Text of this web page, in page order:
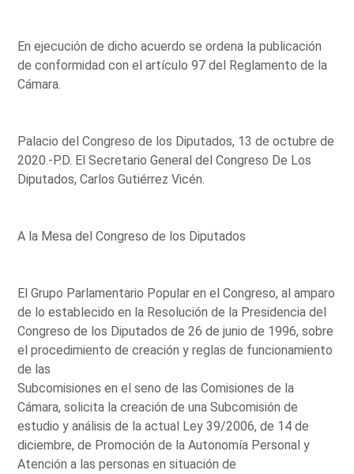
En ejecución de dicho acuerdo se ordena la publicación
de conformidad con el artículo 97 del Reglamento de la
Cámara.
Palacio del Congreso de los Diputados, 13 de octubre de
2020.-P.D. El Secretario General del Congreso De Los
Diputados, Carlos Gutiérrez Vicén.
A la Mesa del Congreso de los Diputados
El Grupo Parlamentario Popular en el Congreso, al amparo
de lo establecido en la Resolución de la Presidencia del
Congreso de los Diputados de 26 de junio de 1996, sobre
el procedimiento de creación y reglas de funcionamiento
de las
Subcomisiones en el seno de las Comisiones de la
Cámara, solicita la creación de una Subcomisión de
estudio y análisis de la actual Ley 39/2006, de 14 de
diciembre, de Promoción de la Autonomía Personal y
Atención a las personas en situación de